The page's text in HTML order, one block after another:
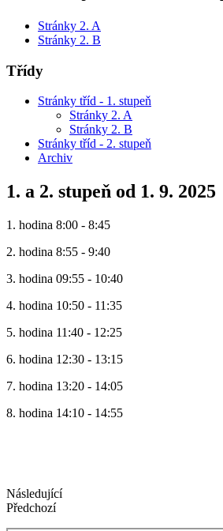
Stránky 2. A
Stránky 2. B
Třídy
Stránky tříd - 1. stupeň
Stránky 2. A
Stránky 2. B
Stránky tříd - 2. stupeň
Archiv
1. a 2. stupeň od 1. 9. 2025
1. hodina 8:00 - 8:45
2. hodina 8:55 - 9:40
3. hodina 09:55 - 10:40
4. hodina 10:50 - 11:35
5. hodina 11:40 - 12:25
6. hodina 12:30 - 13:15
7. hodina 13:20 - 14:05
8. hodina 14:10 - 14:55
Následující
Předchozí